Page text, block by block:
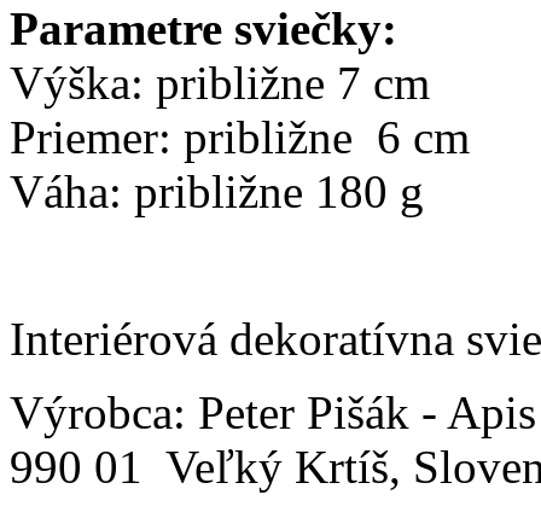
Parametre sviečky:
Výška: približne 7 cm
Priemer: približne 6 cm
Váha: približne 180 g
Interiérová dekoratívna
Výrobca: Peter Pišák -
990 01 Veľký Krtíš,